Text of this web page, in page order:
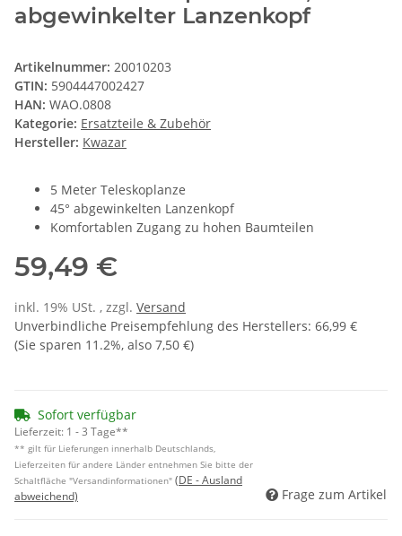
abgewinkelter Lanzenkopf
Artikelnummer: 20010203
GTIN: 5904447002427
HAN: WAO.0808
Kategorie: Ersatzteile & Zubehör
Hersteller: Kwazar
5 Meter Teleskoplanze
45° abgewinkelten Lanzenkopf
Komfortablen Zugang zu hohen Baumteilen
59,49 €
inkl. 19% USt. , zzgl. Versand
Unverbindliche Preisempfehlung des Herstellers: 66,99 €
(Sie sparen 11.2%, also 7,50 €)
Sofort verfügbar
Lieferzeit: 1 - 3 Tage**
** gilt für Lieferungen innerhalb Deutschlands,
Lieferzeiten für andere Länder entnehmen Sie bitte der
Schaltfläche "Versandinformationen" (DE - Ausland
abweichend)
Frage zum Artikel